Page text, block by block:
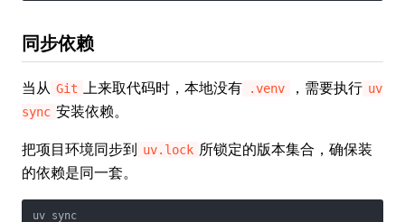
同步依赖
当从 Git 上来取代码时，本地没有 .venv ，需要执行 uv
sync 安装依赖。
把项目环境同步到 uv.lock 所锁定的版本集合，确保装
的依赖是同一套。